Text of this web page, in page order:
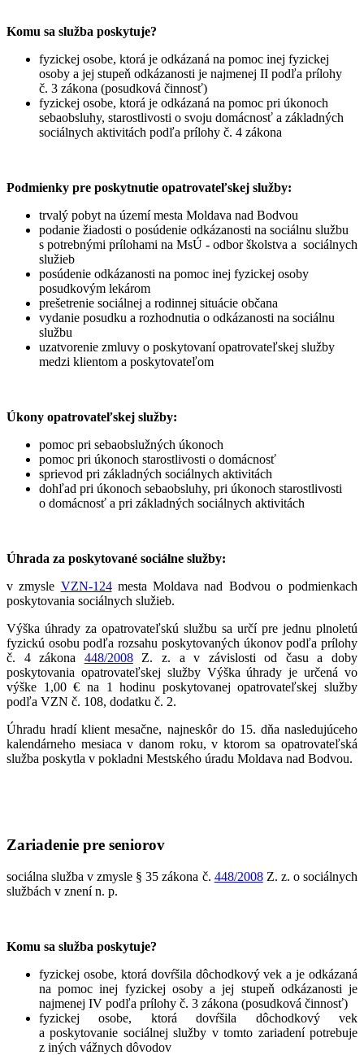
Komu sa služba poskytuje?
fyzickej osobe, ktorá je odkázaná na pomoc inej fyzickej
osoby a jej stupeň odkázanosti je najmenej II podľa prílohy
č. 3 zákona (posudková činnosť)
fyzickej osobe, ktorá je odkázaná na pomoc pri úkonoch
sebaobsluhy, starostlivosti o svoju domácnosť a základných
sociálnych aktivitách podľa prílohy č. 4 zákona
Podmienky pre poskytnutie opatrovateľskej služby:
trvalý pobyt na území mesta Moldava nad Bodvou
podanie žiadosti o posúdenie odkázanosti na sociálnu službu
s potrebnými prílohami na MsÚ - odbor školstva a sociálnych
služieb
posúdenie odkázanosti na pomoc inej fyzickej osoby
posudkovým lekárom
prešetrenie sociálnej a rodinnej situácie občana
vydanie posudku a rozhodnutia o odkázanosti na sociálnu
službu
uzatvorenie zmluvy o poskytovaní opatrovateľskej služby
medzi klientom a poskytovateľom
Úkony opatrovateľskej služby:
pomoc pri sebaobslužných úkonoch
pomoc pri úkonoch starostlivosti o domácnosť
sprievod pri základných sociálnych aktivitách
dohľad pri úkonoch sebaobsluhy, pri úkonoch starostlivosti
o domácnosť a pri základných sociálnych aktivitách
Úhrada za poskytované sociálne služby:
v zmysle VZN-124mesta Moldava nad Bodvou o podmienkach
poskytovania sociálnych služieb.
Výška úhrady za opatrovateľskú službu sa určí pre jednu plnoletú
fyzickú osobu podľa rozsahu poskytovaných úkonov podľa prílohy
č. 4 zákona 448/2008Z. z. a v závislosti od času a doby
poskytovania opatrovateľskej služby Výška úhrady je určená vo
výške 1,00 € na 1 hodinu poskytovanej opatrovateľskej služby
podľa VZN č. 108, dodatku č. 2.
Úhradu hradí klient mesačne, najneskôr do 15. dňa nasledujúceho
kalendárneho mesiaca v danom roku, v ktorom sa opatrovateľská
služba poskytla v pokladni Mestského úradu Moldava nad Bodvou.
Zariadenie pre seniorov
sociálna služba v zmysle § 35 zákona č. 448/2008Z. z. o sociálnych
službách v znení n. p.
Komu sa služba poskytuje?
fyzickej osobe, ktorá dovŕšila dôchodkový vek a je odkázaná
na pomoc inej fyzickej osoby a jej stupeň odkázanosti je
najmenej IV podľa prílohy č. 3 zákona (posudková činnosť)
fyzickej osobe, ktorá dovŕšila dôchodkový vek
a poskytovanie sociálnej služby v tomto zariadení potrebuje
z iných vážnych dôvodov